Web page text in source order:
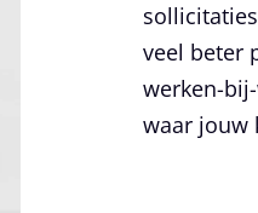
veel beter
werken-
waar jouw